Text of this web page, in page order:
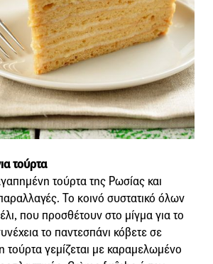
τούρτα
τούρτα της Ρωσίας και
Το κοινό συστατικό όλων
που προσθέτουν στο μίγμα για το
το παντεσπάνι κόβετε σε
τούρτα γεμίζεται με καραμελωμένο